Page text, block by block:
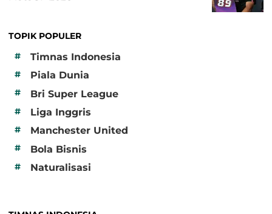
TOPIK POPULER
#
Timnas Indonesia
# Piala Dunia
# Bri Super League
# Liga Inggris
# Manchester United
# Bola Bisnis
# Naturalisasi